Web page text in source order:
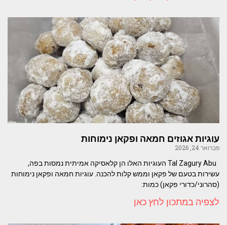
עוגיות אגוזים חמאה ופקאן נימוחות
פברואר 24, 2026
Tal Zagury Abu העוגיות האלו הן קלאסיקה אמיתית נמסות בפה,
עשירות בטעם של פקאן וממש קלות להכנה. עוגיות חמאה ופקאן נימוחות
(סהרוני/כדורי פקאן) כמות:
לצפיה במתכון לחץ כאן